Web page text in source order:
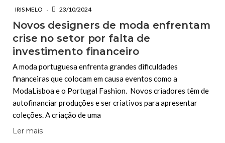
IRIS MELO 23/10/2024
Novos designers de moda enfrentam
crise no setor por falta de
investimento financeiro
A moda portuguesa enfrenta grandes dificuldades
financeiras que colocam em causa eventos como a
ModaLisboa e o Portugal Fashion. Novos criadores têm de
autofinanciar produções e ser criativos para apresentar
coleções. A criação de uma
Ler mais